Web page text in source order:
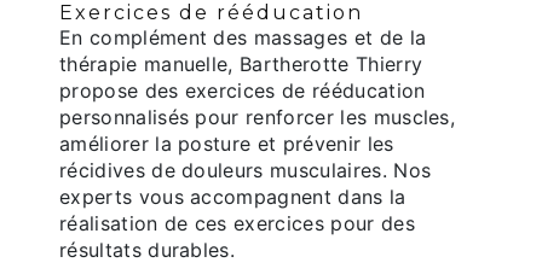
Exercices de rééducation
En complément des massages et de la
thérapie manuelle, Bartherotte Thierry
propose des exercices de rééducation
personnalisés pour renforcer les muscles,
améliorer la posture et prévenir les
récidives de douleurs musculaires. Nos
experts vous accompagnent dans la
réalisation de ces exercices pour des
résultats durables.